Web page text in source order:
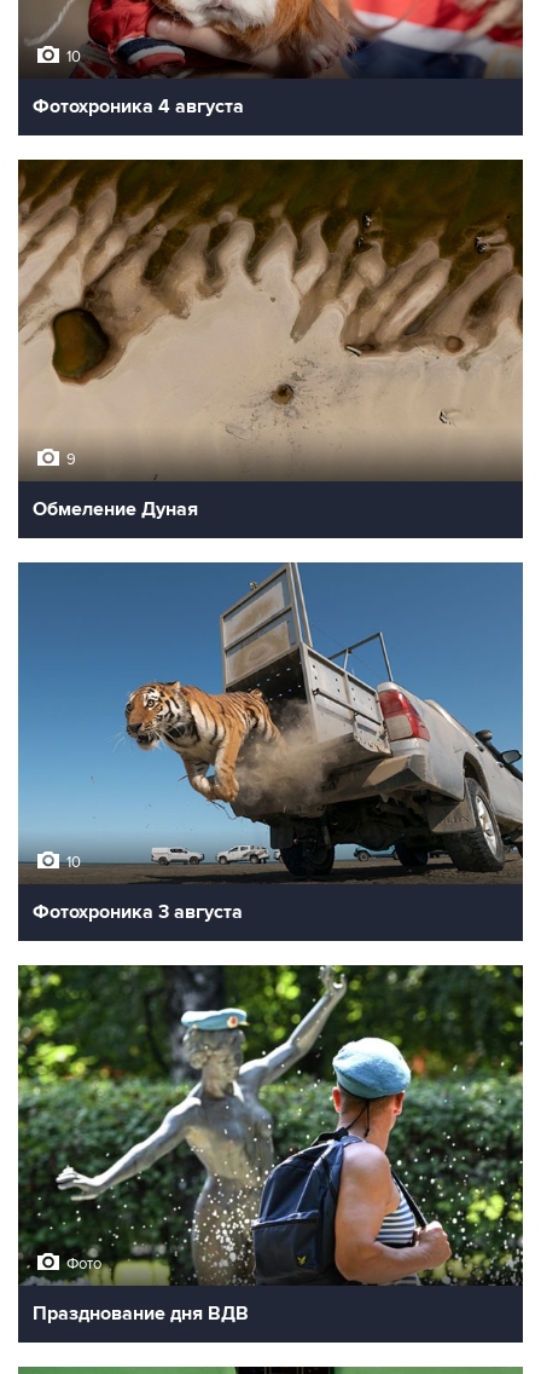
10
Фотохроника 4 августа
9
Обмеление Дуная
10
Фотохроника 3 августа
Фото
Празднование дня ВДВ